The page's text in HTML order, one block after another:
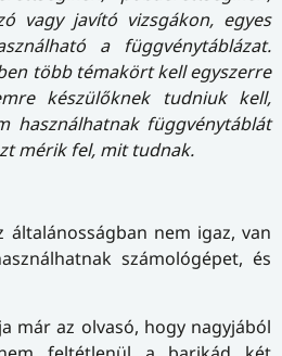
vagy javító vizsgákon, egyes
a függvénytáblázat.
több témakört kell egyszerre
készülőknek tudniuk kell,
használhatnak függvénytáblát
mérik fel, mit tudnak.
általánosságban nem igaz, van
számológépet, és
már az olvasó, hogy nagyjából